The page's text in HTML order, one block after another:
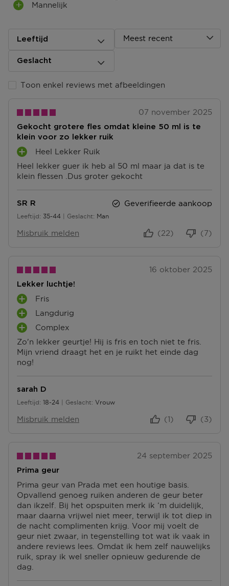
Mannelijk
Leeftijd
Geslacht
Toon enkel reviews met afbeeldingen
Meest recent
07 november 2025
Gekocht grotere fles omdat kleine 50 ml is te
klein voor zo lekker ruik
Heel lekker guer ik heb al 50 ml maar ja dat is te
klein flessen .Dus groter gekocht
P
L
U
U
N
E
Heel Lekker Ruik
SR R
Leeftijd
35 tot 4435-44 Geslacht Man
Geverifieerde aankoop
Misbruik melden (7)
(22)
16 oktober 2025
Lekker luchtje!
Zo'n lekker geurtje! Hij is fris en toch niet te fris.
Mijn vriend draagt het en je ruikt het einde dag
nog!
P
L
U
S
P
U
N
T
Fris
P
L
U
S
N
T
E
Langdurig
P
L
U
S
N
T
N
Complex
sarah D
Leeftijd
18 tot 24 18-24 Geslacht Vrouw
Misbruik melden (3)
(1)
24 september 2025
Prima geur
Prima geur van Prada met een houtige basis.
Opvallend genoeg ruiken anderen de geur beter
dan ikzelf. Bij het opspuiten merk ik ‘m duidelijk,
maar daarna vrijwel niet meer, terwijl ik tot diep in
de nacht complimenten krijg. Voor mij voelt de
geur niet zwaar, in tegenstelling tot wat ik vaak in
andere reviews lees. Omdat ik hem zelf nauwelijks
ruik, spray ik wel sneller opnieuw gedurende de
dag.